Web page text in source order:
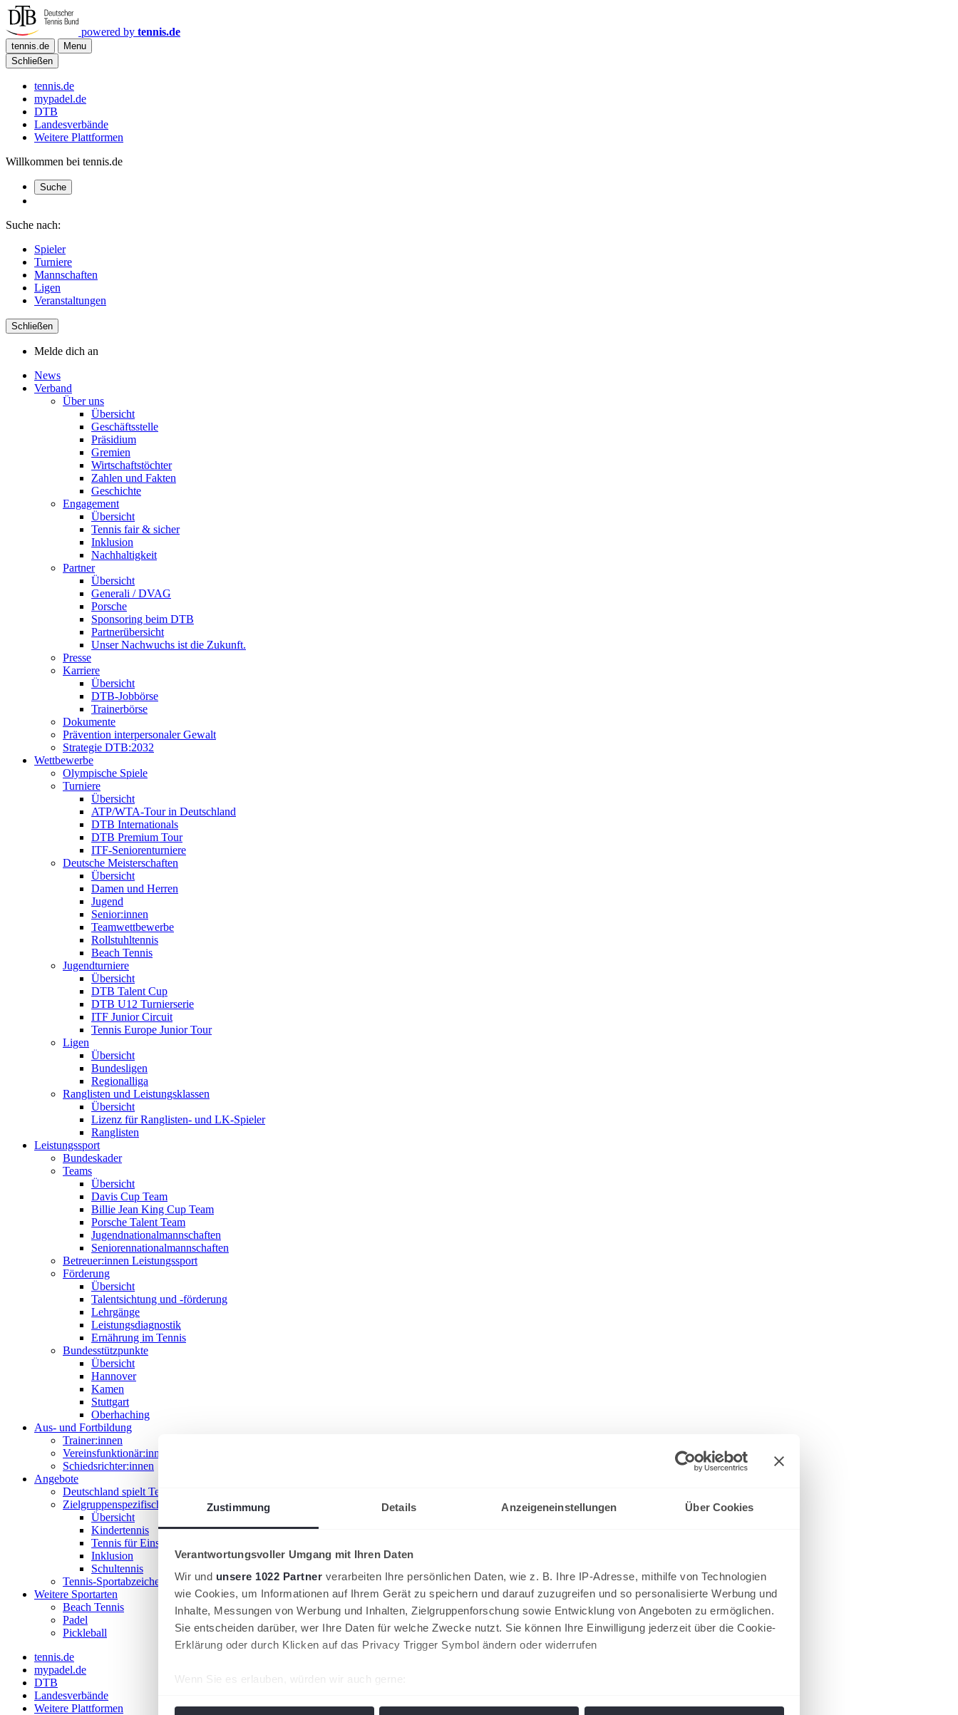
Zustimmung Details Anzeigeneinstellungen Über Cookies
Verantwortungsvoller Umgang mit Ihren Daten
Wir und unsere 1022 Partner verarbeiten Ihre persönlichen Daten, wie z. B. Ihre IP-Adresse, mithilfe von Technologien
wie Cookies, um Informationen auf Ihrem Gerät zu speichern und darauf zuzugreifen und so personalisierte Werbung und
Inhalte, Messungen von Werbung und Inhalten, Zielgruppenforschung sowie Entwicklung von Angeboten zu ermöglichen.
Sie entscheiden darüber, wer Ihre Daten für welche Zwecke nutzt. Sie können Ihre Einwilligung jederzeit über die Cookie-
Erklärung oder durch Klicken auf das Privacy Trigger Symbol ändern oder widerrufen
Wenn Sie es erlauben, würden wir auch gerne:
powered by tennis.de
tennis.de
Menu
Schließen
tennis.de
mypadel.de
DTB
Landesverbände
Weitere Plattformen
Willkommen bei tennis.de
Suche
Suche nach:
Spieler
Turniere
Mannschaften
Ligen
Veranstaltungen
Schließen
Melde dich an
News
Verband
Über uns
Übersicht
Geschäftsstelle
Präsidium
Gremien
Wirtschaftstöchter
Zahlen und Fakten
Geschichte
Engagement
Übersicht
Tennis fair & sicher
Inklusion
Nachhaltigkeit
Partner
Übersicht
Generali / DVAG
Porsche
Sponsoring beim DTB
Partnerübersicht
Unser Nachwuchs ist die Zukunft.
Presse
Karriere
Übersicht
DTB-Jobbörse
Trainerbörse
Dokumente
Prävention interpersonaler Gewalt
Strategie DTB:2032
Wettbewerbe
Olympische Spiele
Turniere
Übersicht
ATP/WTA-Tour in Deutschland
DTB Internationals
DTB Premium Tour
ITF-Seniorenturniere
Deutsche Meisterschaften
Übersicht
Damen und Herren
Jugend
Senior:innen
Teamwettbewerbe
Rollstuhltennis
Beach Tennis
Jugendturniere
Übersicht
DTB Talent Cup
DTB U12 Turnierserie
ITF Junior Circuit
Tennis Europe Junior Tour
Ligen
Übersicht
Bundesligen
Regionalliga
Ranglisten und Leistungsklassen
Übersicht
Lizenz für Ranglisten- und LK-Spieler
Ranglisten
Leistungssport
Bundeskader
Teams
Übersicht
Davis Cup Team
Billie Jean King Cup Team
Porsche Talent Team
Jugendnationalmannschaften
Seniorennationalmannschaften
Betreuer:innen Leistungssport
Förderung
Übersicht
Talentsichtung und -förderung
Lehrgänge
Leistungsdiagnostik
Ernährung im Tennis
Bundesstützpunkte
Übersicht
Hannover
Kamen
Stuttgart
Oberhaching
Aus- und Fortbildung
Trainer:innen
Vereinsfunktionär:innen
Schiedsrichter:innen
Angebote
Deutschland spielt Tennis
Zielgruppenspezifische Angebote
Übersicht
Kindertennis
Tennis für Einsteiger 18+
Inklusion
Schultennis
Tennis-Sportabzeichen
Weitere Sportarten
Beach Tennis
Padel
Pickleball
tennis.de
mypadel.de
DTB
Landesverbände
Weitere Plattformen